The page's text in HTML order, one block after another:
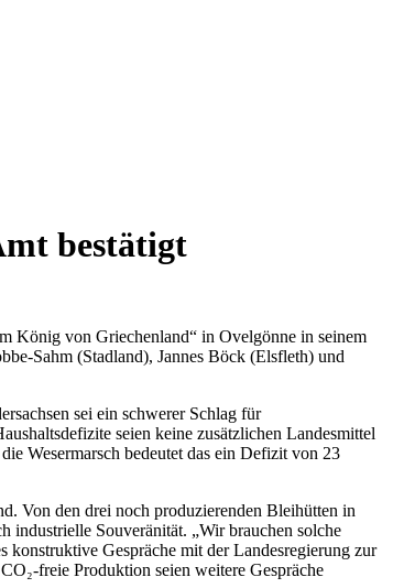
bestätigt
König von Griechenland“ in Ovelgönne in seinem
Sahm (Stadland), Jannes Böck (Elsfleth) und
sei ein schwerer Schlag für
seien keine zusätzlichen Landesmittel
Wesermarsch bedeutet das ein Defizit von 23
Von den drei noch produzierenden Bleihütten in
industrielle Souveränität. „Wir brauchen solche
Gespräche mit der Landesregierung zur
freie Produktion seien weitere Gespräche